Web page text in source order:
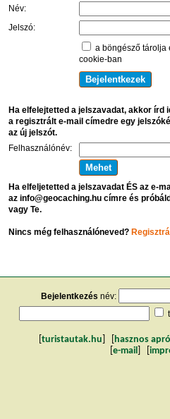
Név:
Jelszó:
a böngésző tárolja
cookie-ban
Ha elfelejtetted a jelszavadat, akkor írd
a regisztrált e-mail címedre egy
az új jelszót.
Felhasználónév:
Ha elfeljetetted a jelszavadat ÉS az e-
az info@geocaching.hu címre és
vagy Te.
Nincs még felhasználóneved?
Bejelentkezés név:
turistautak.hu hasznos
e-mail